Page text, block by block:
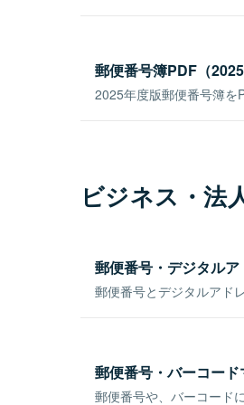
郵便番号簿PDF（2025
2025年度版郵便番号簿を
ビジネス・法
郵便番号・デジタル
郵便番号とデジタルアド
郵便番号・バーコー
郵便番号や、バーコード